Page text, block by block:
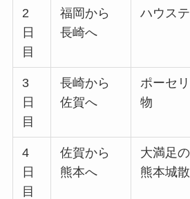
2
日
目
福岡から
長崎へ
ハウス
3
日
目
長崎から
佐賀へ
ポーセ
物
4
日
目
佐賀から
熊本へ
大満足
熊本城